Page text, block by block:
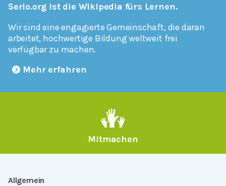
Serlo.org ist die Wikipedia fürs Lernen.
Wir sind eine engagierte Gemeinschaft, die daran
arbeitet, hochwertige Bildung weltweit frei
verfügbar zu machen.
Mehr erfahren
Mitmachen
Allgemein